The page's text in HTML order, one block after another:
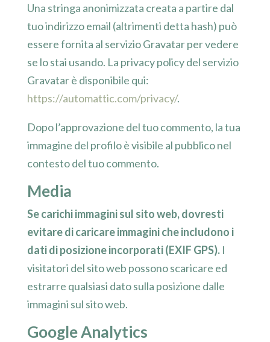
Una stringa anonimizzata creata a partire dal
tuo indirizzo email (altrimenti detta hash) può
essere fornita al servizio Gravatar per vedere
se lo stai usando. La privacy policy del servizio
Gravatar è disponibile qui:
https://automattic.com/privacy/.
Dopo l’approvazione del tuo commento, la tua
immagine del profilo è visibile al pubblico nel
contesto del tuo commento.
Media
Se carichi immagini sul sito web, dovresti
evitare di caricare immagini che includono i
dati di posizione incorporati (EXIF GPS).I
visitatori del sito web possono scaricare ed
estrarre qualsiasi dato sulla posizione dalle
immagini sul sito web.
Google Analytics